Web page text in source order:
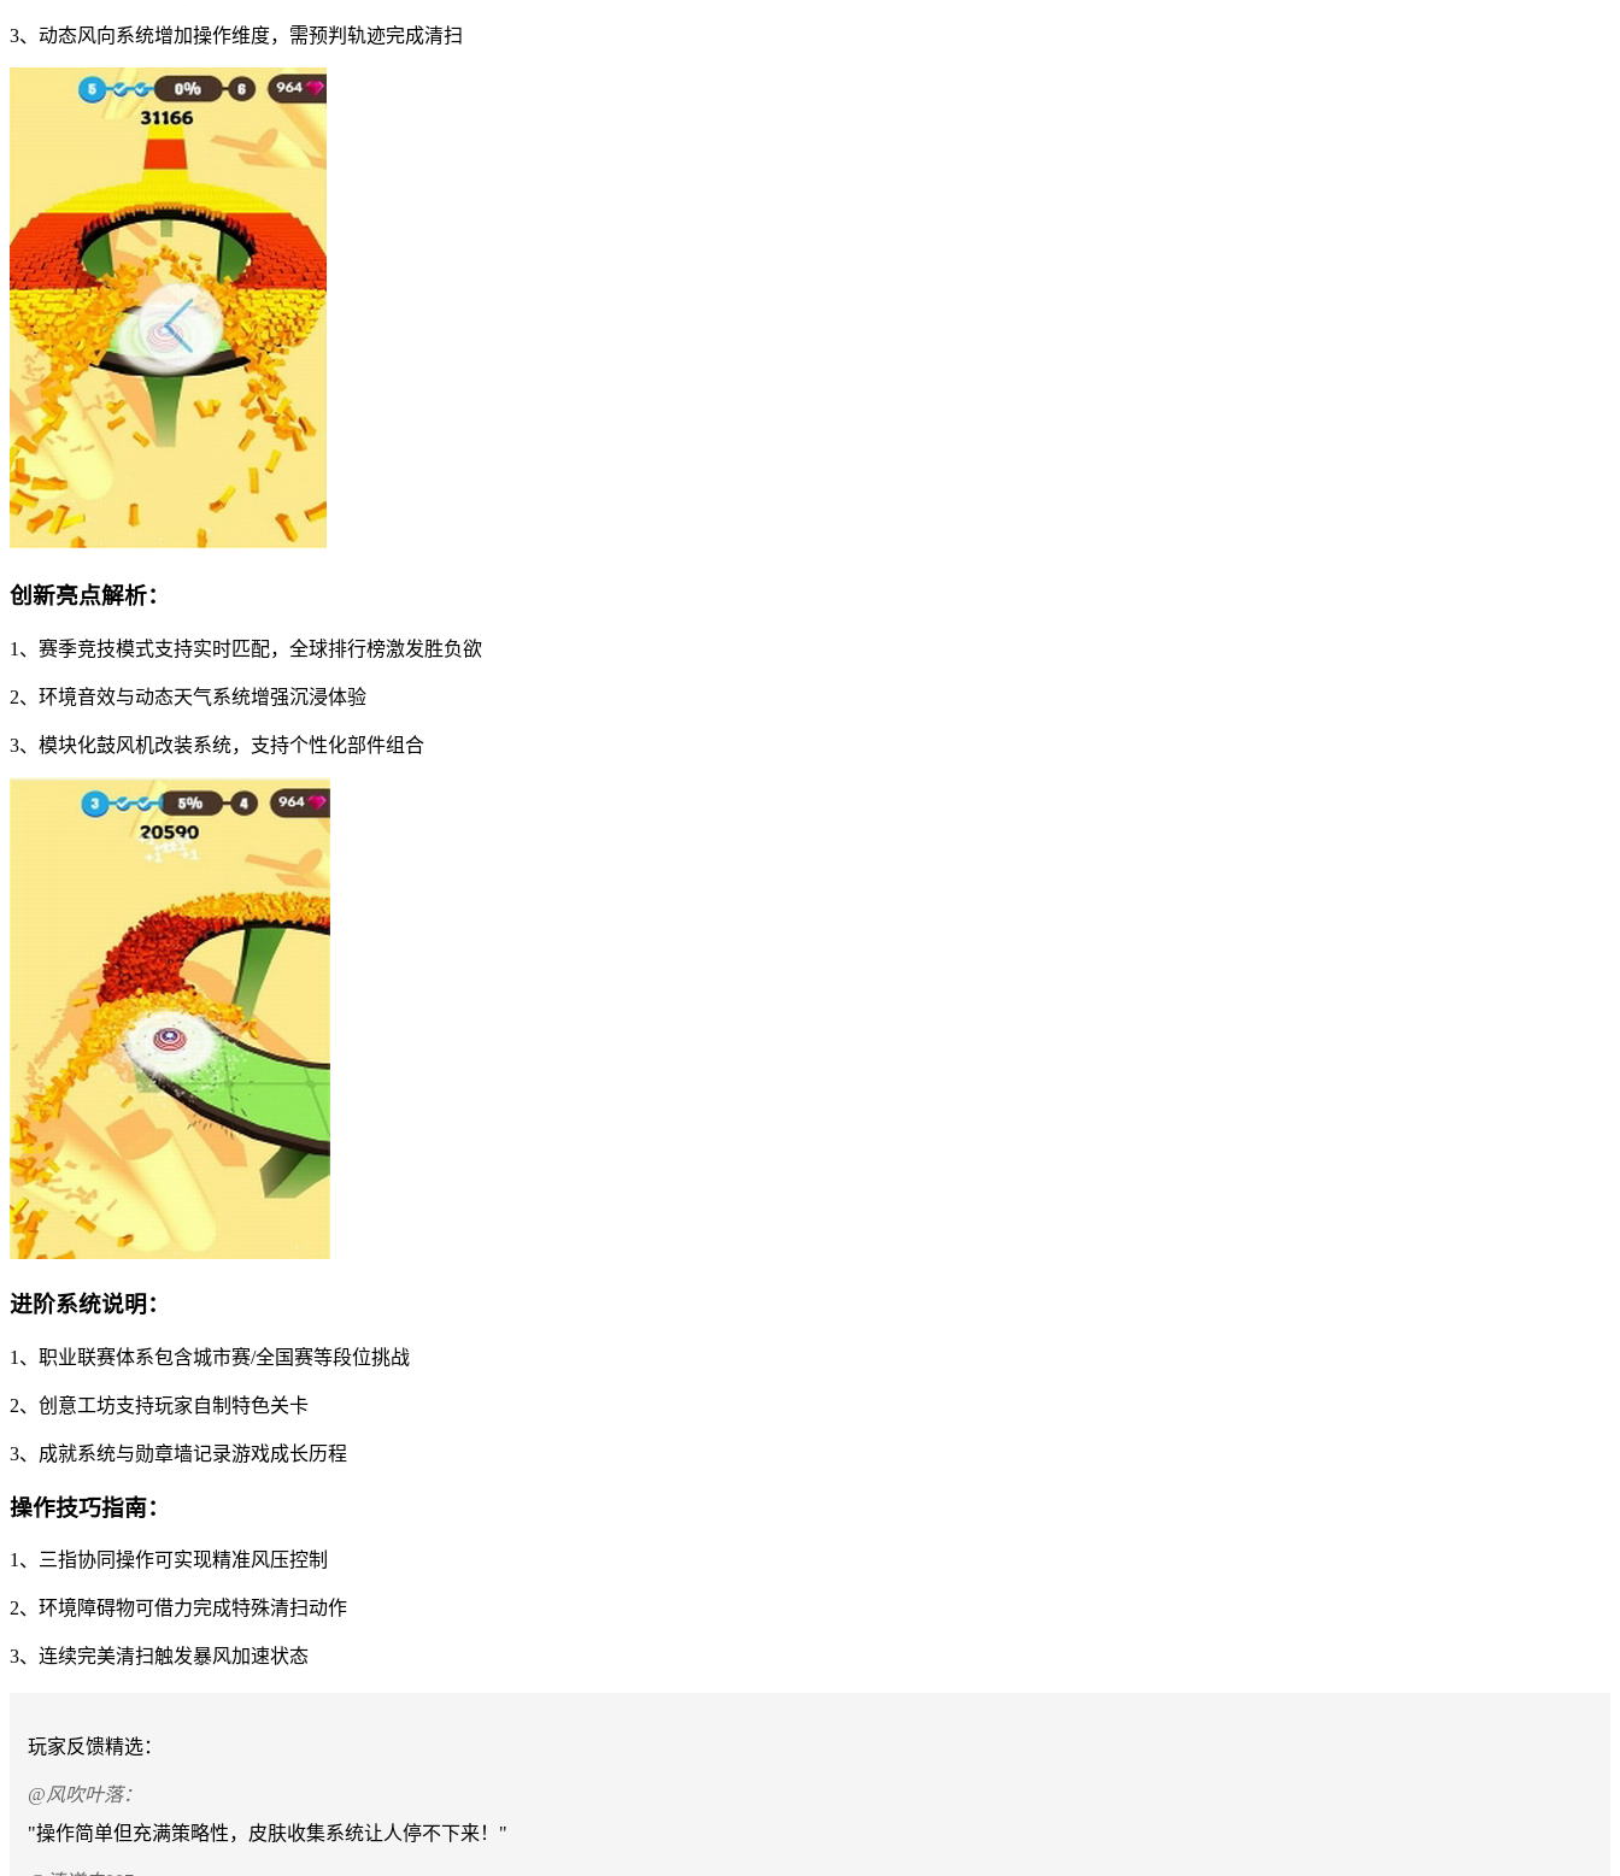
3、动态风向系统增加操作维度，需预判轨迹完成清扫
创新亮点解析：
1、赛季竞技模式支持实时匹配，全球排行榜激发胜负欲
2、环境音效与动态天气系统增强沉浸体验
3、模块化鼓风机改装系统，支持个性化部件组合
进阶系统说明：
1、职业联赛体系包含城市赛/全国赛等段位挑战
2、创意工坊支持玩家自制特色关卡
3、成就系统与勋章墙记录游戏成长历程
操作技巧指南：
1、三指协同操作可实现精准风压控制
2、环境障碍物可借力完成特殊清扫动作
3、连续完美清扫触发暴风加速状态
玩家反馈精选：
@风吹叶落：
"操作简单但充满策略性，皮肤收集系统让人停不下来！"